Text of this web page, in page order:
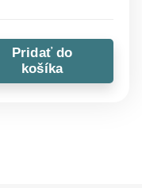
Pridať do
košíka